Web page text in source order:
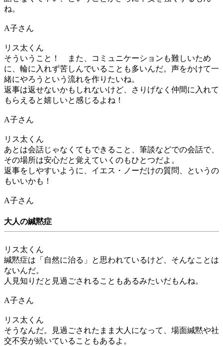
ね。
A子さん
リス太くん
そういうこと！ また、コミュニケーションも難しいため
に、輪に入れず苦しんでいることも多いんだ。声をかけて一
緒にやろうという流れを作りたいね。
返事は返せないかもしれないけど、さりげなく仲間に入れて
もらえると嬉しいと感じるよね！
A子さん
リス太くん
あとは会話じゃなくてもできること、筆談などでの会話で、
その場所は安心だと覚えていくのもひとつだよ。
返事をしやすいように、イエス・ノーだけの質問、というの
もいいかも！
A子さん
大人の緘黙症
リス太くん
緘黙症は「自然に治る」と思われているけど、そんなことは
ないんだ。
人見知りだと見過ごされることもあるみたいだもんね。
A子さん
リス太くん
そうなんだ。見過ごされたまま大人になって、場面緘黙や社
交不安が続いていることもあるよ。